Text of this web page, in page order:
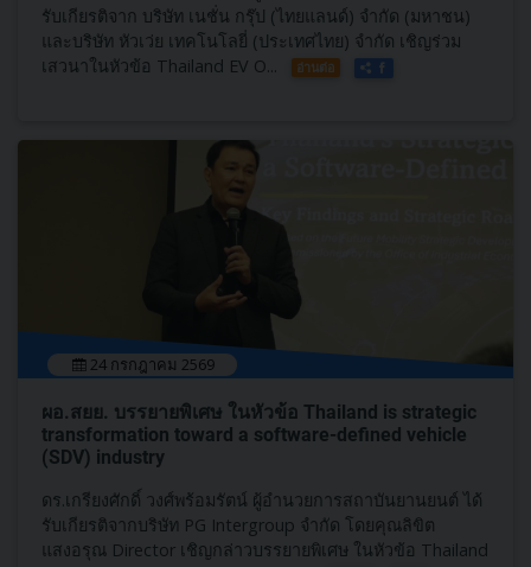
รับเกียรติจาก บริษัท เนชั่น กรุ๊ป (ไทยแลนด์) จำกัด (มหาชน)
และบริษัท หัวเว่ย เทคโนโลยี่ (ประเทศไทย) จำกัด เชิญร่วม
เสวนาในหัวข้อ Thailand EV O...
อ่านต่อ
24 กรกฎาคม 2569
ผอ.สยย. บรรยายพิเศษ ในหัวข้อ Thailand is strategic
transformation toward a software-defined vehicle
(SDV) industry
ดร.เกรียงศักดิ์ วงศ์พร้อมรัตน์ ผู้อำนวยการสถาบันยานยนต์ ได้
รับเกียรติจากบริษัท PG Intergroup จำกัด โดยคุณลิขิต
แสงอรุณ Director เชิญกล่าวบรรยายพิเศษ ในหัวข้อ Thailand